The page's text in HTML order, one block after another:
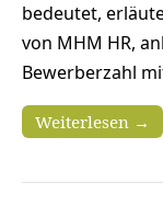
bedeutet,
von MHM HR,
Bewerberzahl
Weiterlesen →